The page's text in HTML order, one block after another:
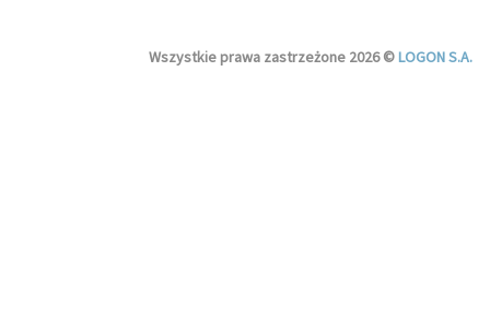
Wszystkie prawa zastrzeżone 2026 ©LOGON S.A.